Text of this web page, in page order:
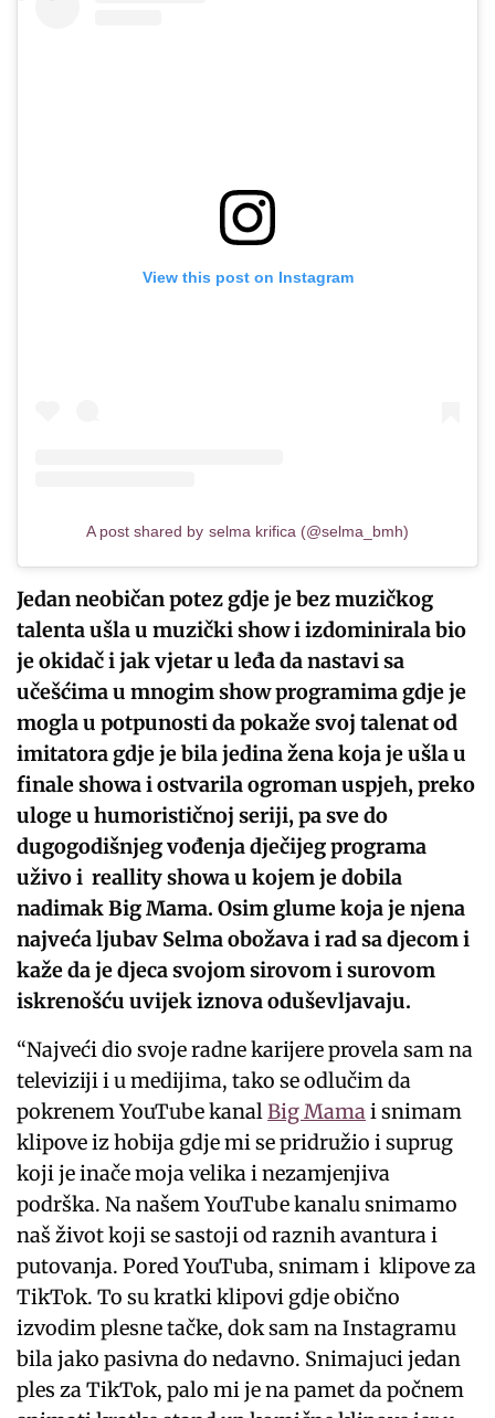
View this post on Instagram
A post shared by selma krifica (@selma_bmh)
Jedan neobičan potez gdje je bez muzičkog
talenta ušla u muzički show i izdominirala bio
je okidač i jak vjetar u leđa da nastavi sa
učešćima u mnogim show programima gdje je
mogla u potpunosti da pokaže svoj talenat od
imitatora gdje je bila jedina žena koja je ušla u
finale showa i ostvarila ogroman uspjeh, preko
uloge u humorističnoj seriji, pa sve do
dugogodišnjeg vođenja dječijeg programa
uživo i reallity showa u kojem je dobila
nadimak Big Mama. Osim glume koja je njena
najveća ljubav Selma obožava i rad sa djecom i
kaže da je djeca svojom sirovom i surovom
iskrenošću uvijek iznova oduševljavaju.
“Najveći dio svoje radne karijere provela sam na
televiziji i u medijima, tako se odlučim da
pokrenem YouTube kanalBig Mamai snimam
klipove iz hobija gdje mi se pridružio i suprug
koji je inače moja velika i nezamjenjiva
podrška. Na našem YouTube kanalu snimamo
naš život koji se sastoji od raznih avantura i
putovanja. Pored YouTuba, snimam i klipove za
TikTok. To su kratki klipovi gdje obično
izvodim plesne tačke, dok sam na Instagramu
bila jako pasivna do nedavno. Snimajuci jedan
ples za TikTok, palo mi je na pamet da počnem